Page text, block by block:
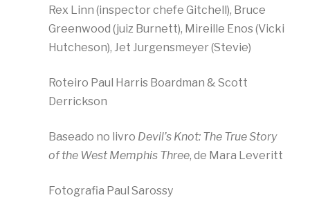
Rex Linn (inspector chefe Gitchell), Bruce
Greenwood (juiz Burnett), Mireille Enos (Vicki
Hutcheson), Jet Jurgensmeyer (Stevie)
Roteiro Paul Harris Boardman & Scott
Derrickson
Baseado no livro Devil’s Knot: The True Story
of the West Memphis Three, de Mara Leveritt
Fotografia Paul Sarossy